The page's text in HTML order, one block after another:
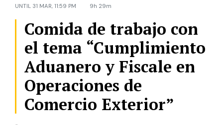
UNTIL 31 MAR, 11:59 PM 9h 29m
Comida de trabajo con
el tema “Cumplimiento
Aduanero y Fiscale en
Operaciones de
Comercio Exterior”